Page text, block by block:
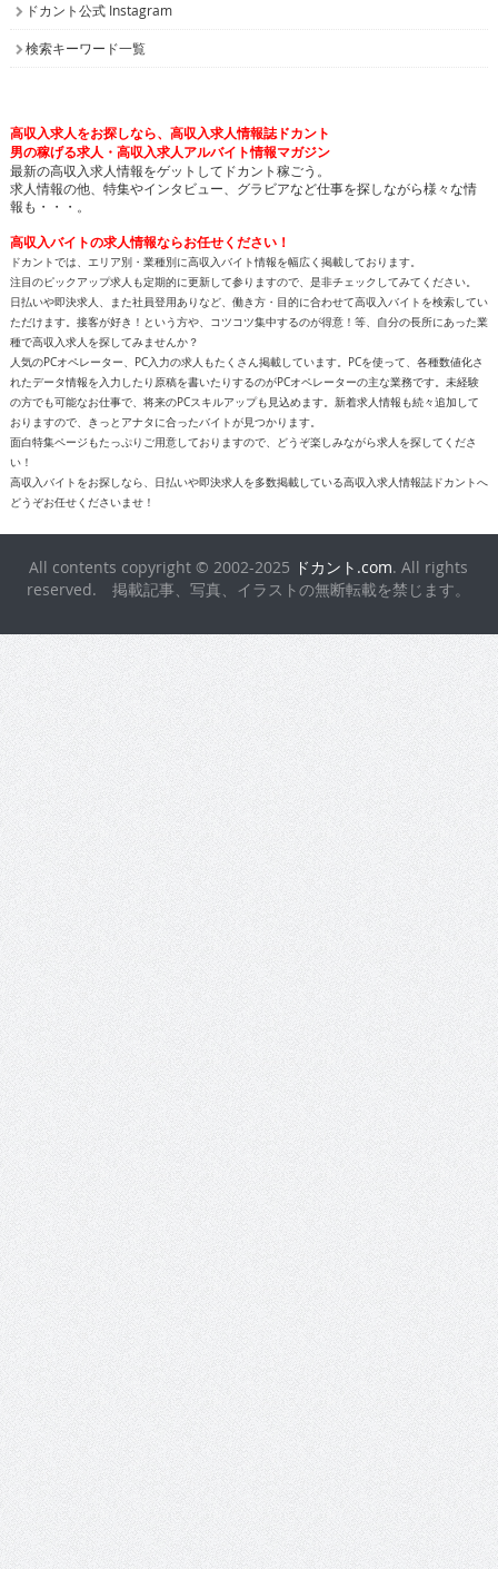
ドカント公式 Instagram
検索キーワード一覧
高収入求人をお探しなら、高収入求人情報誌ドカント
男の稼げる求人・高収入求人アルバイト情報マガジン
最新の高収入求人情報をゲットしてドカント稼ごう。
求人情報の他、特集やインタビュー、グラビアなど仕事を探しながら様々な情
報も・・・。
高収入バイトの求人情報ならお任せください！
ドカントでは、エリア別・業種別に高収入バイト情報を幅広く掲載しております。
注目のピックアップ求人も定期的に更新して参りますので、是非チェックしてみてください。
日払いや即決求人、また社員登用ありなど、働き方・目的に合わせて高収入バイトを検索してい
ただけます。接客が好き！という方や、コツコツ集中するのが得意！等、自分の長所にあった業
種で高収入求人を探してみませんか？
人気のPCオペレーター、PC入力の求人もたくさん掲載しています。PCを使って、各種数値化さ
れたデータ情報を入力したり原稿を書いたりするのがPCオペレーターの主な業務です。未経験
の方でも可能なお仕事で、将来のPCスキルアップも見込めます。新着求人情報も続々追加して
おりますので、きっとアナタに合ったバイトが見つかります。
面白特集ページもたっぷりご用意しておりますので、どうぞ楽しみながら求人を探してくださ
い！
高収入バイトをお探しなら、日払いや即決求人を多数掲載している高収入求人情報誌ドカントへ
どうぞお任せくださいませ！
All contents copyright © 2002-2025 ドカント.com. All rights
reserved. 掲載記事、写真、イラストの無断転載を禁じます。